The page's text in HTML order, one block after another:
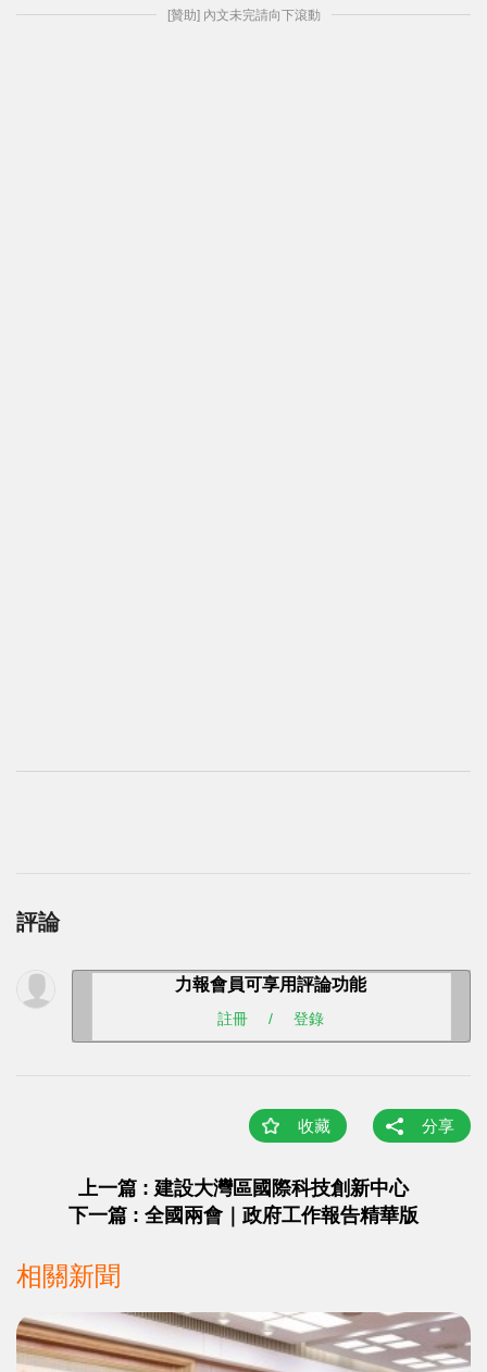
[贊助] 內文未完請向下滾動
評論
力報會員可享用評論功能
註冊 / 登錄
收藏 分享
上一篇 : 建設大灣區國際科技創新中心
下一篇 : ​全國兩會｜政府工作報告精華版
相關新聞